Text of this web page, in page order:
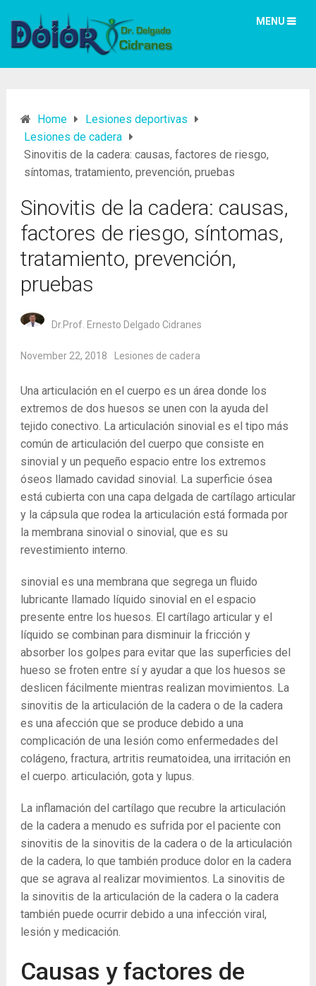
MENU
Home
Lesiones deportivas
Lesiones de cadera
Sinovitis de la cadera: causas, factores de riesgo,
síntomas, tratamiento, prevención, pruebas
Sinovitis de la cadera: causas,
factores de riesgo, síntomas,
tratamiento, prevención,
pruebas
Dr.Prof. Ernesto Delgado Cidranes
November 22, 2018 Lesiones de cadera
Una articulación en el cuerpo es un área donde los
extremos de dos huesos se unen con la ayuda del
tejido conectivo. La articulación sinovial es el tipo más
común de articulación del cuerpo que consiste en
sinovial y un pequeño espacio entre los extremos
óseos llamado cavidad sinovial. La superficie ósea
está cubierta con una capa delgada de cartílago articular
y la cápsula que rodea la articulación está formada por
la membrana sinovial o sinovial, que es su
revestimiento interno.
sinovial es una membrana que segrega un fluido
lubricante llamado líquido sinovial en el espacio
presente entre los huesos. El cartílago articular y el
líquido se combinan para disminuir la fricción y
absorber los golpes para evitar que las superficies del
hueso se froten entre sí y ayudar a que los huesos se
deslicen fácilmente mientras realizan movimientos. La
sinovitis de la articulación de la cadera o de la cadera
es una afección que se produce debido a una
complicación de una lesión como enfermedades del
colágeno, fractura, artritis reumatoidea, una irritación en
el cuerpo. articulación, gota y lupus.
La inflamación del cartílago que recubre la articulación
de la cadera a menudo es sufrida por el paciente con
sinovitis de la sinovitis de la cadera o de la articulación
de la cadera, lo que también produce dolor en la cadera
que se agrava al realizar movimientos. La sinovitis de
la sinovitis de la articulación de la cadera o la cadera
también puede ocurrir debido a una infección viral,
lesión y medicación.
Causas y factores de